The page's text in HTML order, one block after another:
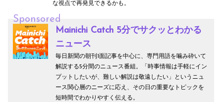
な視点で再発見できるかも。
Sponsored
Mainichi Catch 5分でサクッとわかる
ニュース
毎日新聞の朝刊1面記事を中心に、専門用語を噛み砕いて
解説する5分間のニュース番組。「時事情報は手軽にイン
プットしたいが、難しい解説は敬遠したい」というニュ
ース関心層のニーズに応え、その日の重要なトピックを
短時間でわかりやすく伝える。